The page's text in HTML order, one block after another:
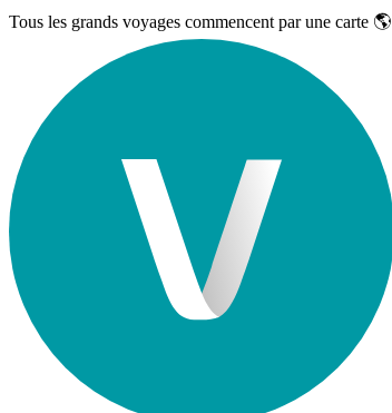
Tous les grands voyages commencent par une carte 🌎